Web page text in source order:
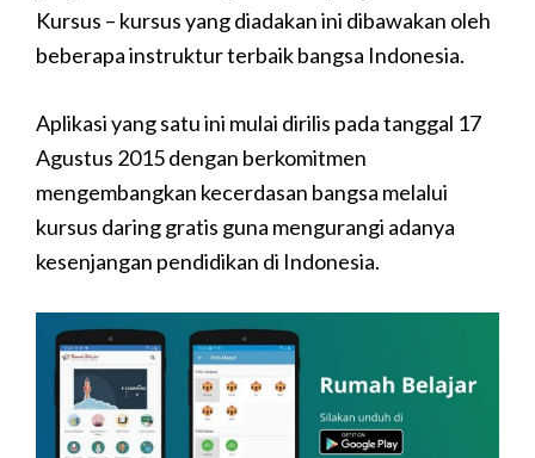
Kursus – kursus yang diadakan ini dibawakan oleh
beberapa instruktur terbaik bangsa Indonesia.
Aplikasi yang satu ini mulai dirilis pada tanggal 17
Agustus 2015 dengan berkomitmen
mengembangkan kecerdasan bangsa melalui
kursus daring gratis guna mengurangi adanya
kesenjangan pendidikan di Indonesia.